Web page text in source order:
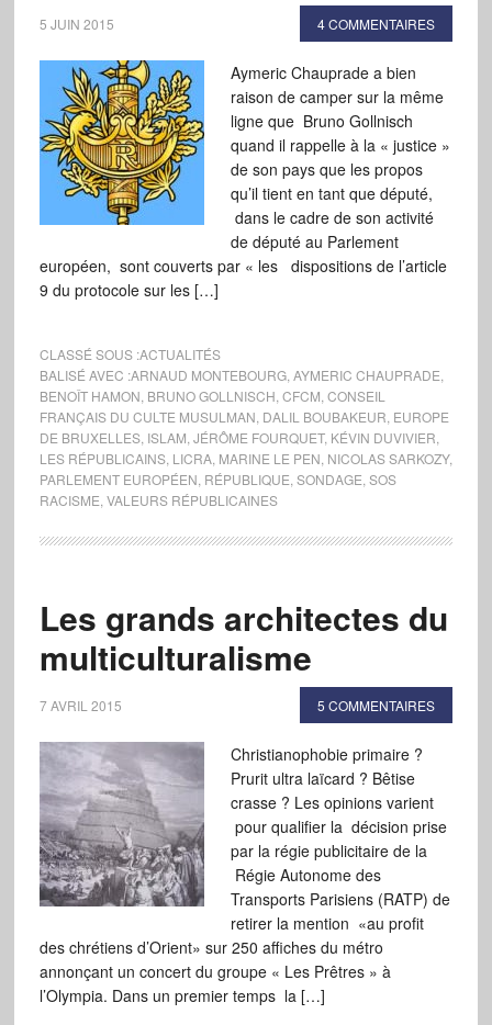
5 JUIN 2015 4 COMMENTAIRES
Aymeric Chauprade a bien
raison de camper sur la même
ligne que Bruno Gollnisch
quand il rappelle à la « justice »
de son pays que les propos
qu’il tient en tant que député,
dans le cadre de son activité
de député au Parlement
européen, sont couverts par « les dispositions de l’article
9 du protocole sur les […]
CLASSÉ SOUS :ACTUALITÉS
BALISÉ AVEC :ARNAUD MONTEBOURG, AYMERIC CHAUPRADE
BENOÎT HAMON BRUNO GOLLNISCH CFCM CONSEIL
FRANÇAIS DU CULTE MUSULMAN DALIL BOUBAKEUR EUROPE
DE BRUXELLES, ISLAM JÉRÔME FOURQUET, KÉVIN DUVIVIER
LES RÉPUBLICAINS, LICRA, MARINE LE PEN NICOLAS SARKOZY,
PARLEMENT EUROPÉEN RÉPUBLIQUE SONDAGE SOS
RACISME VALEURS RÉPUBLICAINES
Les grands architectes du
multiculturalisme
7 AVRIL 2015 5 COMMENTAIRES
Christianophobie primaire ?
Prurit ultra laïcard ? Bêtise
crasse ? Les opinions varient
pour qualifier la décision prise
par la régie publicitaire de la
Régie Autonome des
Transports Parisiens (RATP) de
retirer la mention «au profit
des chrétiens d’Orient» sur 250 affiches du métro
annonçant un concert du groupe « Les Prêtres » à
l’Olympia. Dans un premier temps la […]